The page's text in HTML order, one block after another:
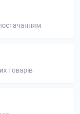
товарів